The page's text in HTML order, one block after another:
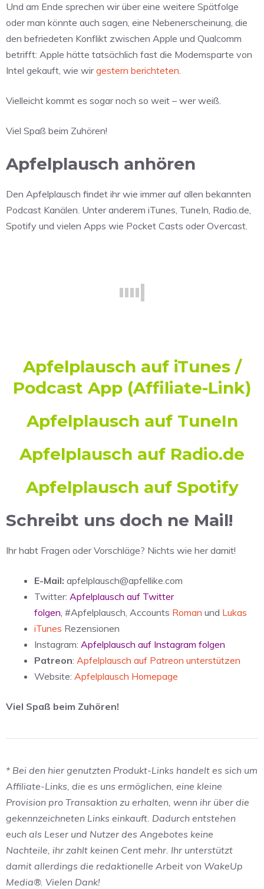
Und am Ende sprechen wir über eine weitere Spätfolge
oder man könnte auch sagen, eine Nebenerscheinung, die
den befriedeten Konflikt zwischen Apple und Qualcomm
betrifft: Apple hätte tatsächlich fast die Modemsparte von
Intel gekauft, wie wirgestern berichteten.
Vielleicht kommt es sogar noch so weit – wer weiß.
Viel Spaß beim Zuhören!
Apfelplausch anhören
Den Apfelplausch findet ihr wie immer auf allen bekannten
Podcast Kanälen. Unter anderem iTunes, TuneIn, Radio.de,
Spotify und vielen Apps wie Pocket Casts oder Overcast.
Apfelplausch auf iTunes /
Podcast App (Affiliate-Link)
Apfelplausch auf TuneIn
Apfelplausch auf Radio.de
Apfelplausch auf Spotify
Schreibt uns doch ne Mail!
Ihr habt Fragen oder Vorschläge? Nichts wie her damit!
E-Mail: apfelplausch@apfellike.com
Twitter: Apfelplausch auf Twitter
folgen, #Apfelplausch, Accounts Roman und Lukas
iTunes Rezensionen
Instagram: Apfelplausch auf Instagram folgen
Patreon: Apfelplausch auf Patreon unterstützen
Website: Apfelplausch Homepage
Viel Spaß beim Zuhören!
* Bei den hier genutzten Produkt-Links handelt es sich um
Affiliate-Links, die es uns ermöglichen, eine kleine
Provision pro Transaktion zu erhalten, wenn ihr über die
gekennzeichneten Links einkauft. Dadurch entstehen
euch als Leser und Nutzer des Angebotes keine
Nachteile, ihr zahlt keinen Cent mehr. Ihr unterstützt
damit allerdings die redaktionelle Arbeit von WakeUp
Media®. Vielen Dank!